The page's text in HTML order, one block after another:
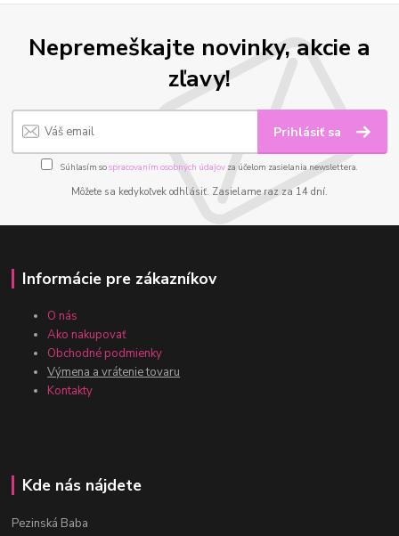
Nepremeškajte novinky, akcie a
zľavy!
Prihlásiť sa
Súhlasím sospracovaním osobných údajov za účelom zasielania newslettera.
Môžete sa kedykoľvek odhlásiť. Zasielame raz za 14 dní.
Informácie pre zákazníkov
O nás
Ako nakupovať
Obchodné podmienky
Výmena a vrátenie tovaru
Kontakty
Kde nás nájdete
Pezinská Baba